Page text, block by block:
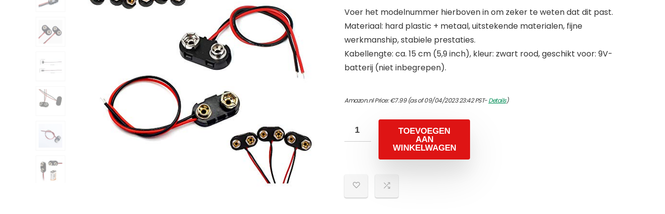
Voer het modelnummer hierboven in om zeker te weten dat dit past.
Materiaal: hard plastic + metaal, uitstekende materialen, fijne
werkmanship, stabiele prestaties.
Kabellengte: ca. 15 cm (5,9 inch), kleur: zwart rood, geschikt voor: 9V-
batterij (niet inbegrepen).
Amazon.nl Price:€7.99(as of 09/04/2023 23:42 PST-Details)
TOEVOEGEN
AAN
WINKELWAGEN